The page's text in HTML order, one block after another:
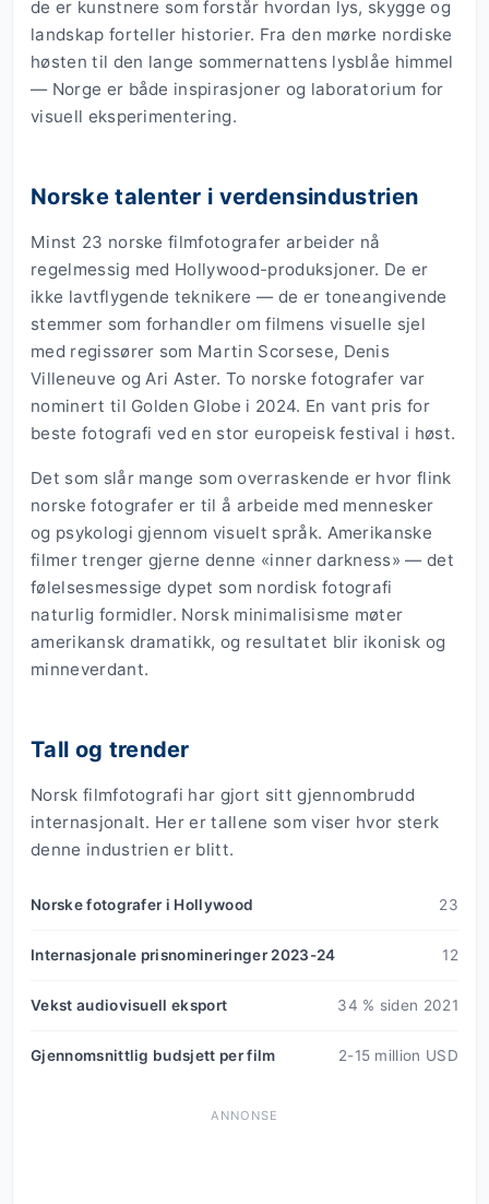
de er kunstnere som forstår hvordan lys, skygge og
landskap forteller historier. Fra den mørke nordiske
høsten til den lange sommernattens lysblåe himmel
— Norge er både inspirasjoner og laboratorium for
visuell eksperimentering.
Norske talenter i verdensindustrien
Minst 23 norske filmfotografer arbeider nå
regelmessig med Hollywood-produksjoner. De er
ikke lavtflygende teknikere — de er toneangivende
stemmer som forhandler om filmens visuelle sjel
med regissører som Martin Scorsese, Denis
Villeneuve og Ari Aster. To norske fotografer var
nominert til Golden Globe i 2024. En vant pris for
beste fotografi ved en stor europeisk festival i høst.
Det som slår mange som overraskende er hvor flink
norske fotografer er til å arbeide med mennesker
og psykologi gjennom visuelt språk. Amerikanske
filmer trenger gjerne denne «inner darkness» — det
følelsesmessige dypet som nordisk fotografi
naturlig formidler. Norsk minimalisisme møter
amerikansk dramatikk, og resultatet blir ikonisk og
minneverdant.
Tall og trender
Norsk filmfotografi har gjort sitt gjennombrudd
internasjonalt. Her er tallene som viser hvor sterk
denne industrien er blitt.
Norske fotografer i Hollywood 23
Internasjonale prisnomineringer 2023-24 12
Vekst audiovisuell eksport 34 % siden 2021
Gjennomsnittlig budsjett per film 2-15 million USD
ANNONSE